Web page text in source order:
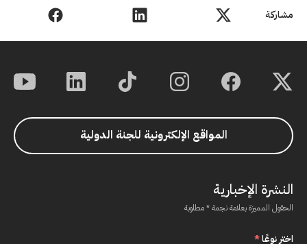
مشاركة
المواقع الإلكترونية للجنة الدولية
النشرة الإخبارية
الحقول المميزة بعلامة نجمة * مطلوبة
اختر نوعًا*